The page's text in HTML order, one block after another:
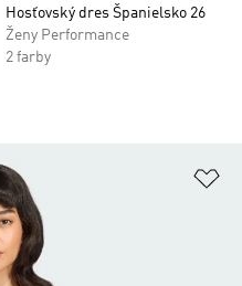
Hosťovský dres Španielsko 26
Ženy Performance
2 farby